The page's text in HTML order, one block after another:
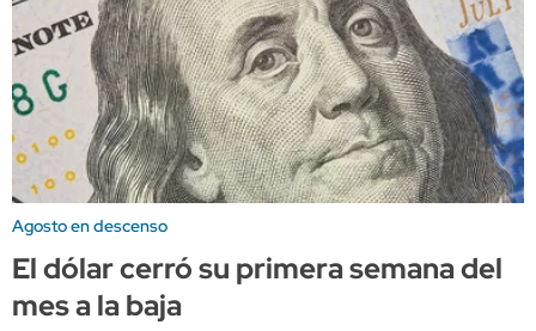
Agosto en descenso
El dólar cerró su primera semana del
mes a la baja